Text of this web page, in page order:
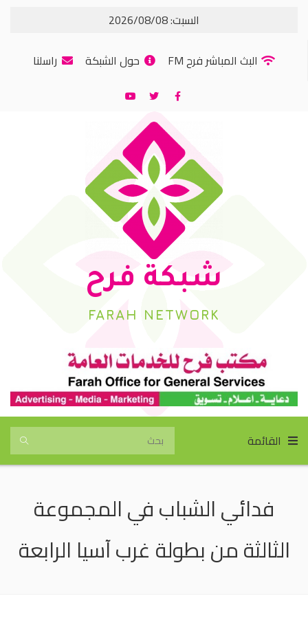
السبت: 2026/08/08
البث المباشر فرح FM
حول الشبكة راسلنا
شبكة فرح
FARAH NETWORK
القائمة
فدائي الشباب في المجموعة
الثالثة من بطولة غرب آسيا الرابعة